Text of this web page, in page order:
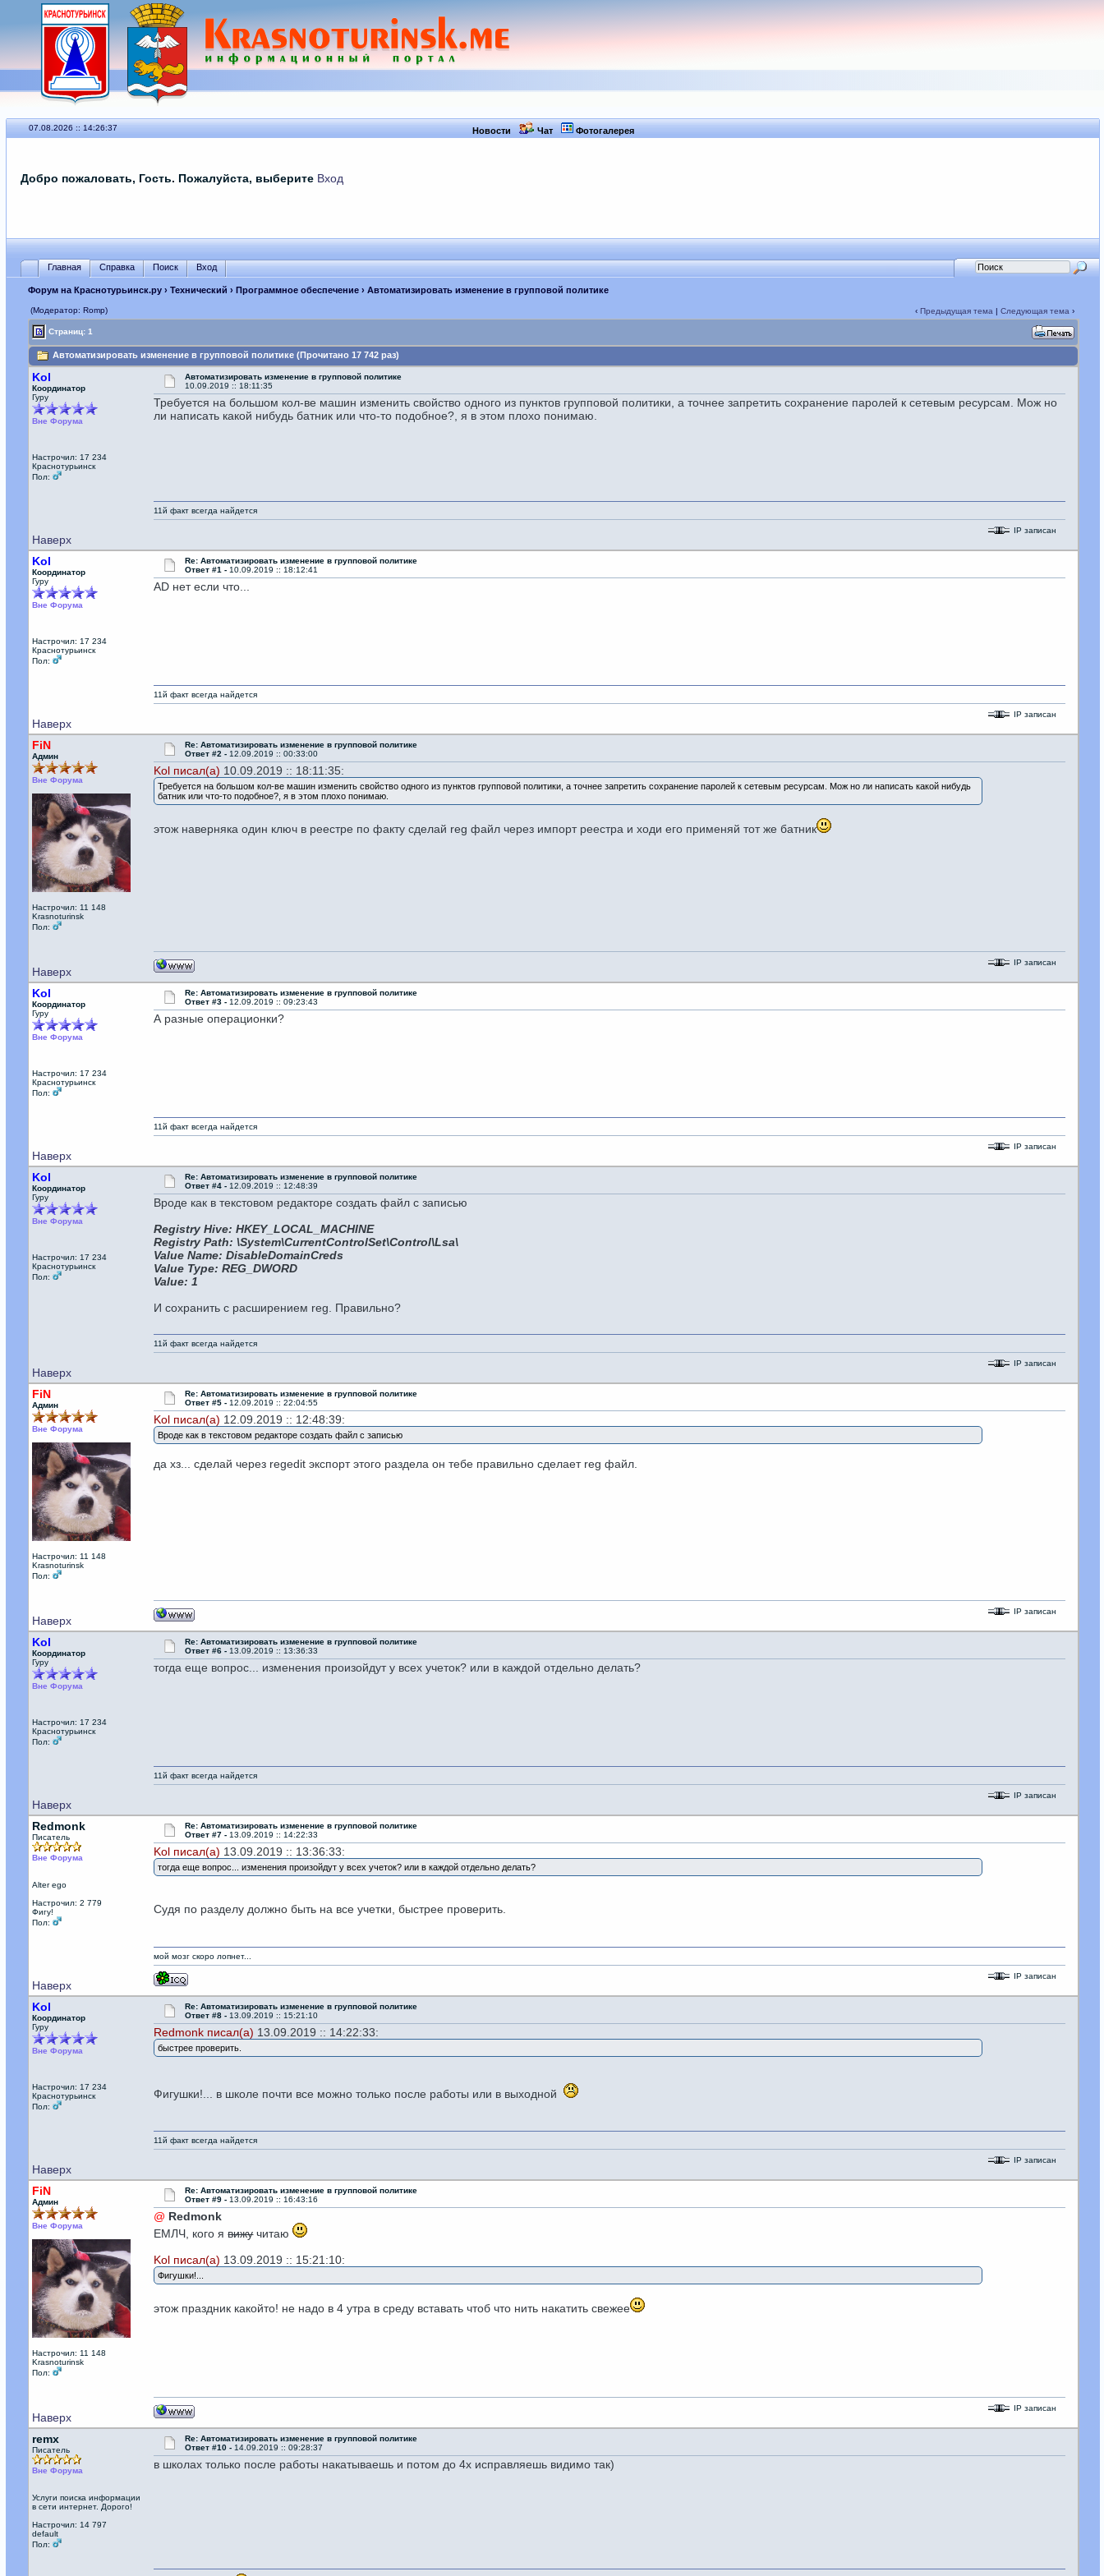
07.08.2026 :: 14:26:37 Новости Чат Фотогалерея
Добро пожаловать, Гость. Пожалуйста, выберите Вход
Главная Справка Поиск Вход
Форум на Краснотурьинск.ру› Технический › Программное обеспечение› Автоматизировать изменение в групповой политике
(Модератор: Romp) ‹Предыдущая тема |Следующая тема ›
Страниц: 1
Автоматизировать изменение в групповой политике (Прочитано 17 742 раз)
Kol
Координатор
Гуру
Вне Форума
Настрочил: 17 234
Краснотурьинск
Пол:
Автоматизировать изменение в групповой политике
10.09.2019 :: 18:11:35
Требуется на большом кол-ве машин изменить свойство одного из пунктов групповой политики, а точнее запретить сохранение паролей к сетевым ресурсам. Мож но
ли написать какой нибудь батник или что-то подобное?, я в этом плохо понимаю.
Наверх
11й факт всегда найдется
IP записан
Kol
Координатор
Гуру
Вне Форума
Настрочил: 17 234
Краснотурьинск
Пол:
Re: Автоматизировать изменение в групповой политике
Ответ #1 - 10.09.2019 :: 18:12:41
AD нет если что...
Наверх
11й факт всегда найдется
IP записан
FiN
Админ
Вне Форума
Настрочил: 11 148
Krasnoturinsk
Пол:
Re: Автоматизировать изменение в групповой политике
Ответ #2 - 12.09.2019 :: 00:33:00
Kol писал(а) 10.09.2019 :: 18:11:35:
Требуется на большом кол-ве машин изменить свойство одного из пунктов групповой политики, а точнее запретить сохранение паролей к сетевым ресурсам. Мож но ли написать какой нибудь
батник или что-то подобное?, я в этом плохо понимаю.
этож наверняка один ключ в реестре по факту сделай reg файл через импорт реестра и ходи его применяй тот же батник
Наверх
IP записан
Kol
Координатор
Гуру
Вне Форума
Настрочил: 17 234
Краснотурьинск
Пол:
Re: Автоматизировать изменение в групповой политике
Ответ #3 - 12.09.2019 :: 09:23:43
А разные операционки?
Наверх
11й факт всегда найдется
IP записан
Kol
Координатор
Гуру
Вне Форума
Настрочил: 17 234
Краснотурьинск
Пол:
Re: Автоматизировать изменение в групповой политике
Ответ #4 - 12.09.2019 :: 12:48:39
Вроде как в текстовом редакторе создать файл с записью
Registry Hive: HKEY_LOCAL_MACHINE
Registry Path: \System\CurrentControlSet\Control\Lsa\
Value Name: DisableDomainCreds
Value Type: REG_DWORD
Value: 1
И сохранить с расширением reg. Правильно?
Наверх
11й факт всегда найдется
IP записан
FiN
Админ
Вне Форума
Настрочил: 11 148
Krasnoturinsk
Пол:
Re: Автоматизировать изменение в групповой политике
Ответ #5 - 12.09.2019 :: 22:04:55
Kol писал(а) 12.09.2019 :: 12:48:39:
Вроде как в текстовом редакторе создать файл с записью
да хз... сделай через regedit экспорт этого раздела он тебе правильно сделает reg файл.
Наверх
IP записан
Kol
Координатор
Гуру
Вне Форума
Настрочил: 17 234
Краснотурьинск
Пол:
Re: Автоматизировать изменение в групповой политике
Ответ #6 - 13.09.2019 :: 13:36:33
тогда еще вопрос... изменения произойдут у всех учеток? или в каждой отдельно делать?
Наверх
11й факт всегда найдется
IP записан
Redmonk
Писатель
Вне Форума
Alter ego
Настрочил: 2 779
Фигу!
Пол:
Re: Автоматизировать изменение в групповой политике
Ответ #7 - 13.09.2019 :: 14:22:33
Kol писал(а) 13.09.2019 :: 13:36:33:
тогда еще вопрос... изменения произойдут у всех учеток? или в каждой отдельно делать?
Судя по разделу должно быть на все учетки, быстрее проверить.
Наверх
мой мозг скоро лопнет...
IP записан
Kol
Координатор
Гуру
Вне Форума
Настрочил: 17 234
Краснотурьинск
Пол:
Re: Автоматизировать изменение в групповой политике
Ответ #8 - 13.09.2019 :: 15:21:10
Redmonk писал(а) 13.09.2019 :: 14:22:33:
быстрее проверить.
Фигушки!... в школе почти все можно только после работы или в выходной
Наверх
11й факт всегда найдется
IP записан
FiN
Админ
Вне Форума
Настрочил: 11 148
Krasnoturinsk
Пол:
Re: Автоматизировать изменение в групповой политике
Ответ #9 - 13.09.2019 :: 16:43:16
@ Redmonk
ЕМЛЧ, кого явижучитаю
Kol писал(а) 13.09.2019 :: 15:21:10:
Фигушки!...
этож праздник какойто! не надо в 4 утра в среду вставать чтоб что нить накатить свежее
Наверх
IP записан
remx
Писатель
Вне Форума
Услуги поиска информации
в сети интернет. Дорого!
Настрочил: 14 797
default
Пол:
Re: Автоматизировать изменение в групповой политике
Ответ #10 - 14.09.2019 :: 09:28:37
в школах только после работы накатываешь и потом до 4х исправляешь видимо так)